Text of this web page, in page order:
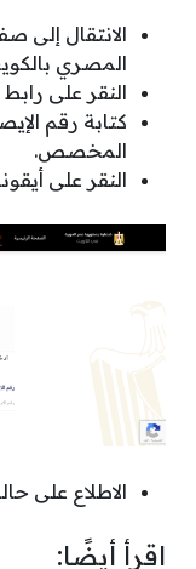
الانتقال إلى
المصري
النقر على
المخصص.
النقر على
الاطلاع على
اقرأ أيضًا: